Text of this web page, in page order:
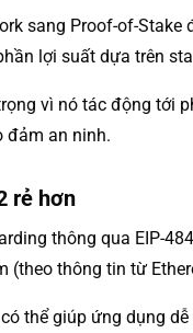
sang Proof-of-
lợi suất dựa trên
vì nó tác động tới
đảm an ninh.
rẻ hơn
thông qua EIP-
(theo thông tin từ
thể giúp ứng dụng